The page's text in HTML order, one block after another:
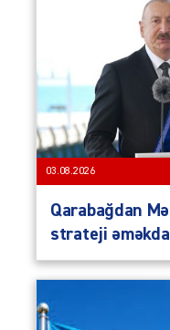
03.08.2026
Qarabağdan
strateji